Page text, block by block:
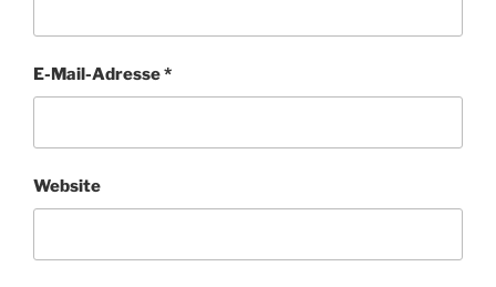
E-Mail-Adresse*
Website